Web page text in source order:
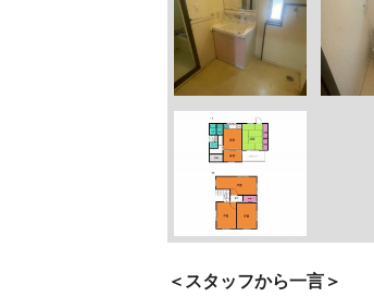
＜スタッフから一言＞